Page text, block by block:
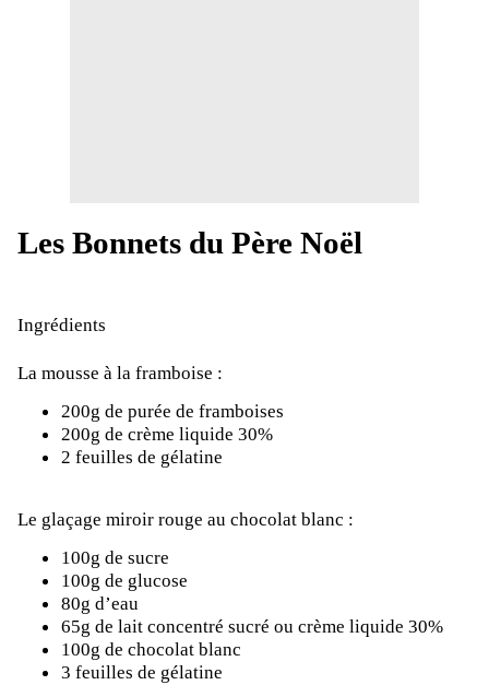
Les Bonnets du Père Noël
Ingrédients
La mousse à la framboise :
200g de purée de framboises
200g de crème liquide 30%
2 feuilles de gélatine
Le glaçage miroir rouge au chocolat blanc :
100g de sucre
100g de glucose
80g d’eau
65g de lait concentré sucré ou crème liquide 30%
100g de chocolat blanc
3 feuilles de gélatine